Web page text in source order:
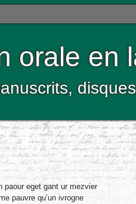
orale en
paour eget gant ur mezvier
pauvre qu’un ivrogne